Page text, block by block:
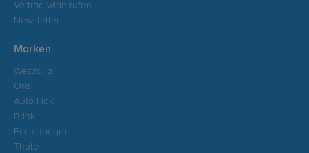
Vertrag widerrufen
Newsletter
Marken
Westfalia
Oris
Auto Hak
Brink
Erich Jaeger
Thule